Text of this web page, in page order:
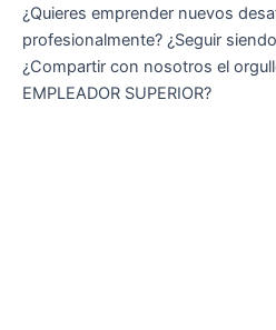
¿Quieres emprender nuevos
profesionalmente? ¿Seguir
¿Compartir con nosotros el
EMPLEADOR SUPERIOR?